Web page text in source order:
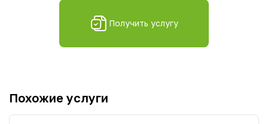
Получить услугу
Похожие услуги